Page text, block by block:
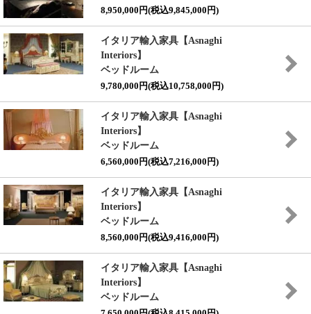
8,950,000円(税込9,845,000円)
イタリア輸入家具【Asnaghi
Interiors】
ベッドルーム
9,780,000円(税込10,758,000円)
イタリア輸入家具【Asnaghi
Interiors】
ベッドルーム
6,560,000円(税込7,216,000円)
イタリア輸入家具【Asnaghi
Interiors】
ベッドルーム
8,560,000円(税込9,416,000円)
イタリア輸入家具【Asnaghi
Interiors】
ベッドルーム